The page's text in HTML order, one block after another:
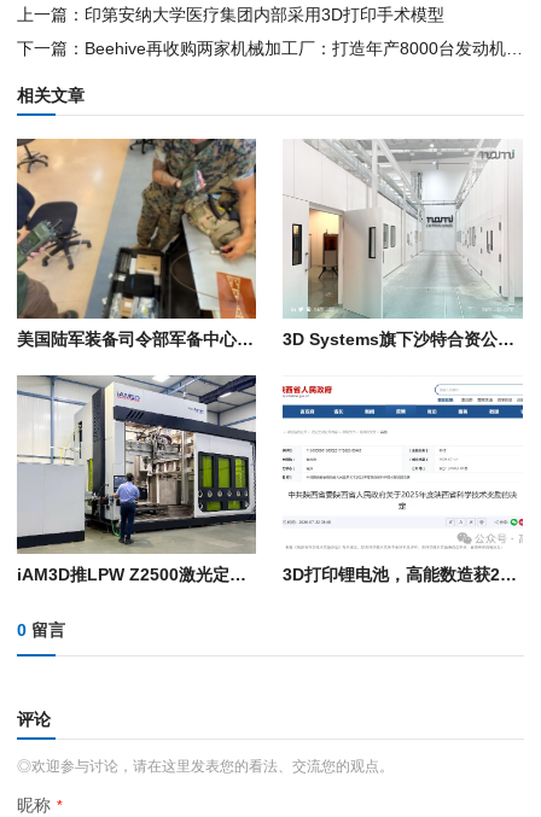
上一篇：印第安纳大学医疗集团内部采用3D打印手术模型
下一篇：Beehive再收购两家机械加工厂：打造年产8000台发动机的垂直整合链条
相关文章
美国陆军装备司令部军备中心在“2026年勇敢盾牌”演习中展示远程3D打印电子设备技术 3D Systems旗下沙特合资公司NAMI获得军事制造许可证
iAM3D推LPW Z2500激光定向能量沉积系统：8轴双模激光沉积系统，构建体积2米级 3D打印锂电池，高能数造获2025年度陕西省科学技术奖
0 留言
评论
◎欢迎参与讨论，请在这里发表您的看法、交流您的观点。
昵称 *